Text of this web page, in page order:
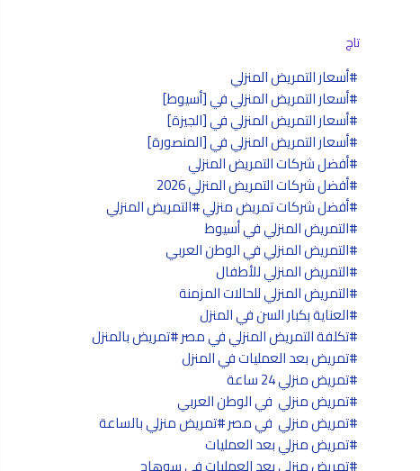
تاج
أسعار التمريض المنزلي
أسعار التمريض المنزلي في [أسيوط]
أسعار التمريض المنزلي في [الجيزة]
أسعار التمريض المنزلي في [المنصورة]
أفضل شركات التمريض المنزلي
أفضل شركات التمريض المنزلي 2026
أفضل شركات تمريض منزلي التمريض المنزلي
التمريض المنزلي في أسيوط
التمريض المنزلي في الوطن العربي
التمريض المنزلي للأطفال
التمريض المنزلي للحالات المزمنة
العناية بكبار السن في المنزل
تكلفة التمريض المنزلي في مصر تمريض بالمنزل
تمريض بعد العمليات في المنزل
تمريض منزلي 24 ساعة
تمريض منزلي في الوطن العربي
تمريض منزلي في مصر تمريض منزلي بالساعة
تمريض منزلي بعد العمليات